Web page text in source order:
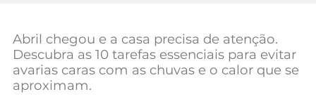
Negócios
Mundial 2026
Abril chegou e a casa precisa de atenção.
Descubra as 10 tarefas essenciais para evitar
avarias caras com as chuvas e o calor que se
aproximam.